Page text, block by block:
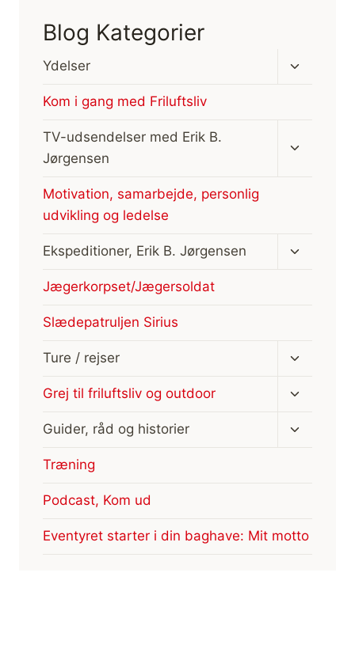
Blog Kategorier
Ydelser
Skift
Kom i gang med Friluftsliv
TV-udsendelser med Erik B.
Jørgensen
Motivation, samarbejde, personlig
udvikling og ledelse
Ekspeditioner, Erik B. Jørgensen
Skift
Jægerkorpset/Jægersoldat
Slædepatruljen Sirius
Ture / rejser
Skift
Grej til friluftsliv og outdoor
Skift
Guider, råd og historier
Skift
Træning
Podcast, Kom ud
Eventyret starter i din baghave: Mit motto